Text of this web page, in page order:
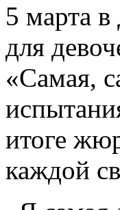
5 марта
для
«Самая,
итоге
каждой